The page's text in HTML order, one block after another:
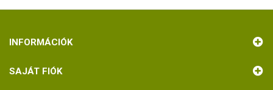
INFORMÁCIÓK
SAJÁT FIÓK